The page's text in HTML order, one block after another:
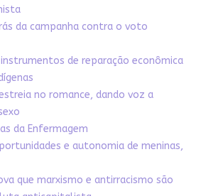
da campanha contra o voto
de reparação econômica
no romance, dando voz a
da Enfermagem
e autonomia de meninas,
que marxismo e antirracismo são